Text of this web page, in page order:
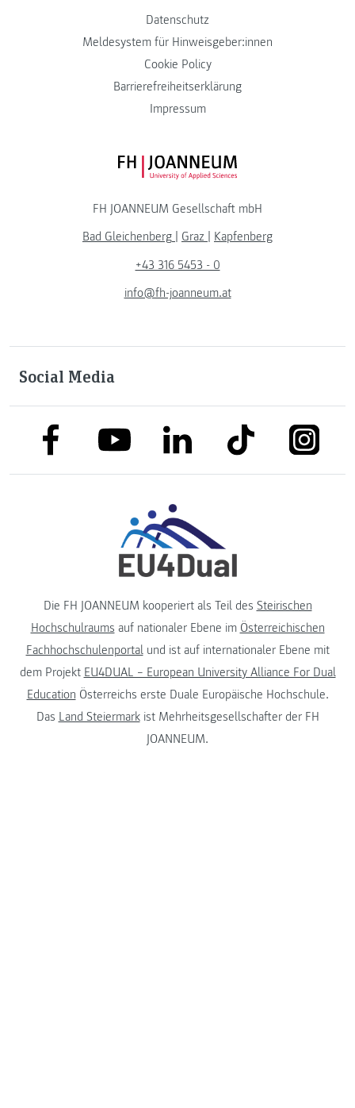
Datenschutz
Meldesystem für Hinweisgeber:innen
Cookie Policy
Barrierefreiheitserklärung
Impressum
FH JOANNEUM Logo
FH JOANNEUM Gesellschaft mbH
Bad Gleichenberg
Graz
Kapfenberg
+43 316 5453 - 0
info@fh-joanneum.at
Social Media
link to facebooklink to youtubelink to linkedinlink to tiktok
Die FH JOANNEUM kooperiert als Teil des Steirischen
Hochschulraums auf nationaler Ebene im Österreichischen
Fachhochschulenportalund ist auf internationaler Ebene mit
dem Projekt EU4DUAL – European University Alliance For Dual
Education Österreichs erste Duale Europäische Hochschule.
Das Land Steiermarkist Mehrheitsgesellschafter der FH
JOANNEUM.